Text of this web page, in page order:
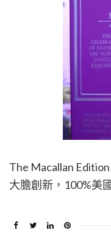
The Macallan
大膽創新，100%美